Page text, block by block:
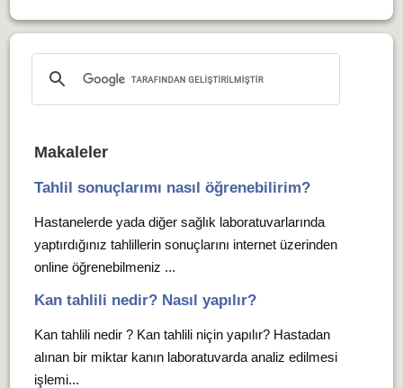
Makaleler
Tahlil sonuçlarımı nasıl öğrenebilirim?
Hastanelerde yada diğer sağlık laboratuvarlarında
yaptırdığınız tahlillerin sonuçlarını internet üzerinden
online öğrenebilmeniz ...
Kan tahlili nedir? Nasıl yapılır?
Kan tahlili nedir ? Kan tahlili niçin yapılır? Hastadan
alınan bir miktar kanın laboratuvarda analiz edilmesi
işlemi...